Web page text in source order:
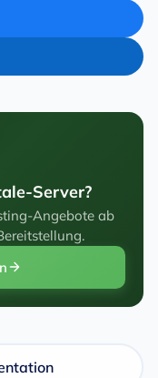
Server?
Angebote ab